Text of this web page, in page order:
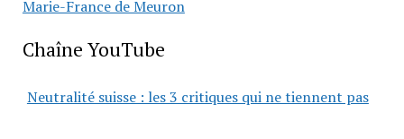
Marie-France de Meuron
Chaîne YouTube
Neutralité suisse : les 3 critiques qui ne tiennent pas